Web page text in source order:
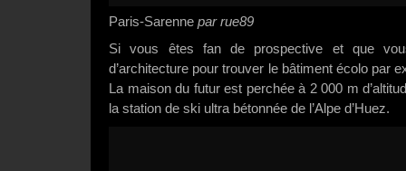
Paris-Sarenne par rue89
Si vous êtes fan de prospective et que
d’architecture pour trouver le bâtiment écolo par
La maison du futur est perchée à 2 000 m
la station de ski ultra bétonnée de l’Alpe d’Huez.